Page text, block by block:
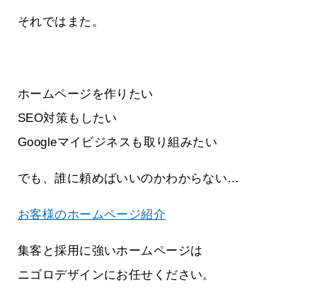
それではまた。
ホームページを作りたい
SEO対策もしたい
Googleマイビジネスも取り組みたい
でも、誰に頼めばいいのかわからない…
お客様のホームページ紹介
集客と採用に強いホームページは
ニゴロデザインにお任せください。